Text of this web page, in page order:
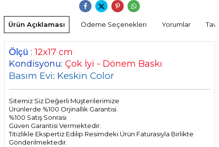
Ürün Açıklaması Ödeme Seçenekleri Yorumlar
Ölçü : 12x17 cm
Kondisyonu: Çok İyi - Dönem Baskı
Basım Evi: Keskin Color
Sitemiz Siz Değerli Müşterilerimize
Ürünlerde %100 Orjinallık Garantisi.
%100 Satış Sonrası
Güven Garantisi Vermektedir.
Titizlikle Ekspertiz Edilip Resimdeki Ürün Faturasıyla Birlikte
Gönderilmektedir.